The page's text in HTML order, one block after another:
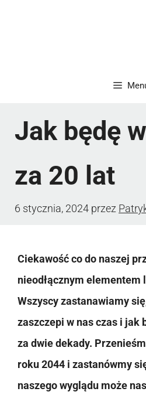
Jak będę
za 20 lat
6 stycznia, 2024 przez
Ciekawość co do naszej
nieodłącznym elementem
Wszyscy zastanawiamy
zaszczepi w nas czas i jak
za dwie dekady.
roku 2044 i zastanówmy
naszego wyglądu może